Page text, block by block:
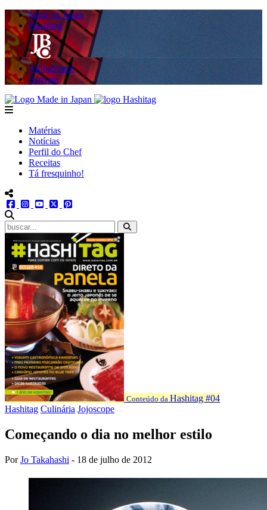
Made in Japan
Hashitag
AkibaSpace
Agenda
Powered By Made in Japan
Hashitag
menu
Matérias
Notícias
Perfil do Chef
Receitas
Tá fresquinho!
menu redes social
facebookinstagram
youtube
twitter
Conteúdo da Hashitag #04
Hashitag Culinária Jojoscope
Começando o dia no melhor estilo
PorJo Takahashi - 18 de julho de 2012